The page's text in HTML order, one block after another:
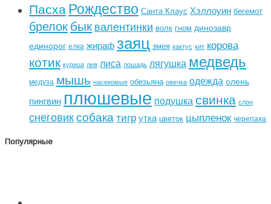
ПасхаРождество Санта Клаус Хэллоуин бегемот
брелокбыквалентинки волк гном динозавр
единорог елка жирафзаяц змея кактус кит корова
котик курица лев лиса лошадь лягушка медведь
медуза мышь насекомые обезьяна овечка одежда олень
пингвин плюшевые подушка свинка слон
снеговиксобака тигрутка цветок цыпленок черепаха
Популярные